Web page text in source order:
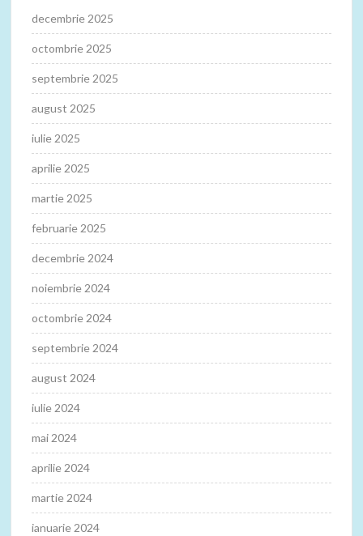
decembrie 2025
octombrie 2025
septembrie 2025
august 2025
iulie 2025
aprilie 2025
martie 2025
februarie 2025
decembrie 2024
noiembrie 2024
octombrie 2024
septembrie 2024
august 2024
iulie 2024
mai 2024
aprilie 2024
martie 2024
ianuarie 2024